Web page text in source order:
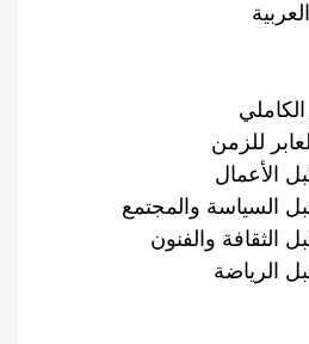
الكاملي
للزمن
الأعمال
السياسة والمجتمع
الثقافة والفنون
الرياضة